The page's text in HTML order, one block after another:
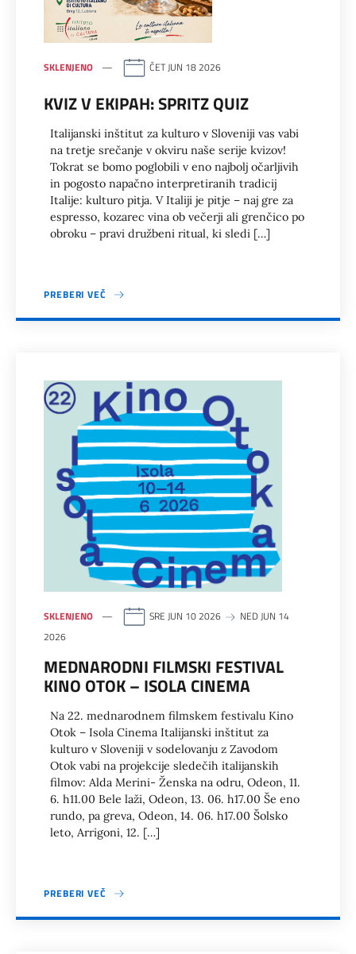
SKLENJENO ČET JUN 18 2026
KVIZ V EKIPAH: SPRITZ QUIZ
Italijanski inštitut za kulturo v Sloveniji vas vabi
na tretje srečanje v okviru naše serije kvizov!
Tokrat se bomo poglobili v eno najbolj očarljivih
in pogosto napačno interpretiranih tradicij
Italije: kulturo pitja. V Italiji je pitje – naj gre za
espresso, kozarec vina ob večerji ali grenčico po
obroku – pravi družbeni ritual, ki sledi […]
PREBERI VEČ
SKLENJENO SRE JUN 10 2026
NED JUN 14
2026
MEDNARODNI FILMSKI FESTIVAL
KINO OTOK – ISOLA CINEMA
Na 22. mednarodnem filmskem festivalu Kino
Otok – Isola Cinema Italijanski inštitut za
kulturo v Sloveniji v sodelovanju z Zavodom
Otok vabi na projekcije sledečih italijanskih
filmov: Alda Merini- Ženska na odru, Odeon, 11.
6. h11.00 Bele laži, Odeon, 13. 06. h17.00 Še eno
rundo, pa greva, Odeon, 14. 06. h17.00 Šolsko
leto, Arrigoni, 12. […]
PREBERI VEČ